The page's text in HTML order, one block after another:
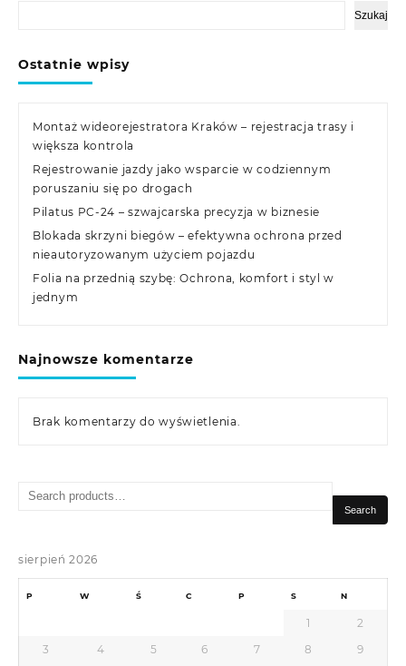
Szukaj
Ostatnie wpisy
Montaż wideorejestratora Kraków – rejestracja trasy i
większa kontrola
Rejestrowanie jazdy jako wsparcie w codziennym
poruszaniu się po drogach
Pilatus PC-24 – szwajcarska precyzja w biznesie
Blokada skrzyni biegów – efektywna ochrona przed
nieautoryzowanym użyciem pojazdu
Folia na przednią szybę: Ochrona, komfort i styl w
jednym
Najnowsze komentarze
Brak komentarzy do wyświetlenia.
Search
Search
sierpień 2026
P W Ś C P S N
1
2
3
4 5 6 7 8 9